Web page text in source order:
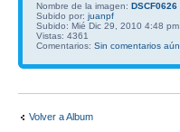
Nombre de la imagen: DSCF0626
Subido por: juanpf
Subido: Mié Dic 29, 2010 4:48 pm
Vistas: 4361
Comentarios: Sin comentarios aún
Volver a Album